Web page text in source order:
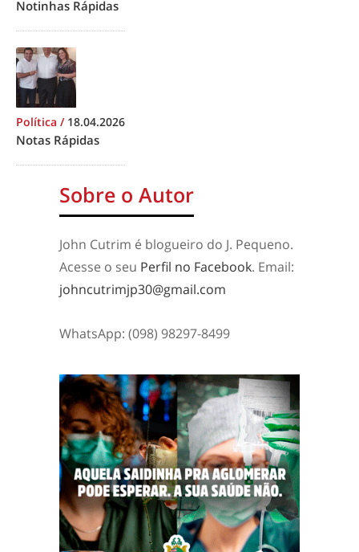
Notinhas Rápidas
Política / 18.04.2026
Notas Rápidas
Sobre o Autor
John Cutrim é blogueiro do J. Pequeno.
Acesse o seu Perfil no Facebook. Email:
johncutrimjp30@gmail.com
WhatsApp: (098) 98297-8499